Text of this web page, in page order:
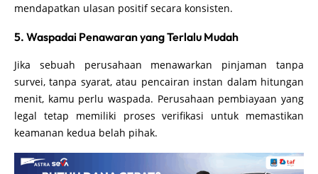
mendapatkan ulasan positif secara konsisten.
5. Waspadai Penawaran yang Terlalu Mudah
Jika sebuah perusahaan menawarkan pinjaman tanpa
survei, tanpa syarat, atau pencairan instan dalam hitungan
menit, kamu perlu waspada. Perusahaan pembiayaan yang
legal tetap memiliki proses verifikasi untuk memastikan
keamanan kedua belah pihak.